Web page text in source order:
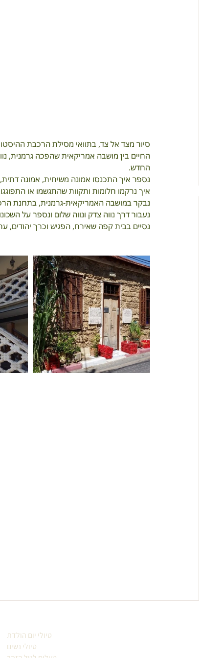
סיור מצד אל צד, בתוואי מסילת הרכבת
החיים בין מושבה אמריקאית שהפכה גרמנית,
החדש.
נספר איך התכנסו אמונה משיחית, אמונה
איך נרקמו חלומות ותקוות שהתגשמו או
נבקר במושבה האמריקאית-גרמנית, בתחנת
נעבור דרך נווה צדק ונווה שלום ונספר על
נסיים בבית קפה שאירח, הפגיש וכרך יהודים,
טיולי יום הולדת
טיולי נשים